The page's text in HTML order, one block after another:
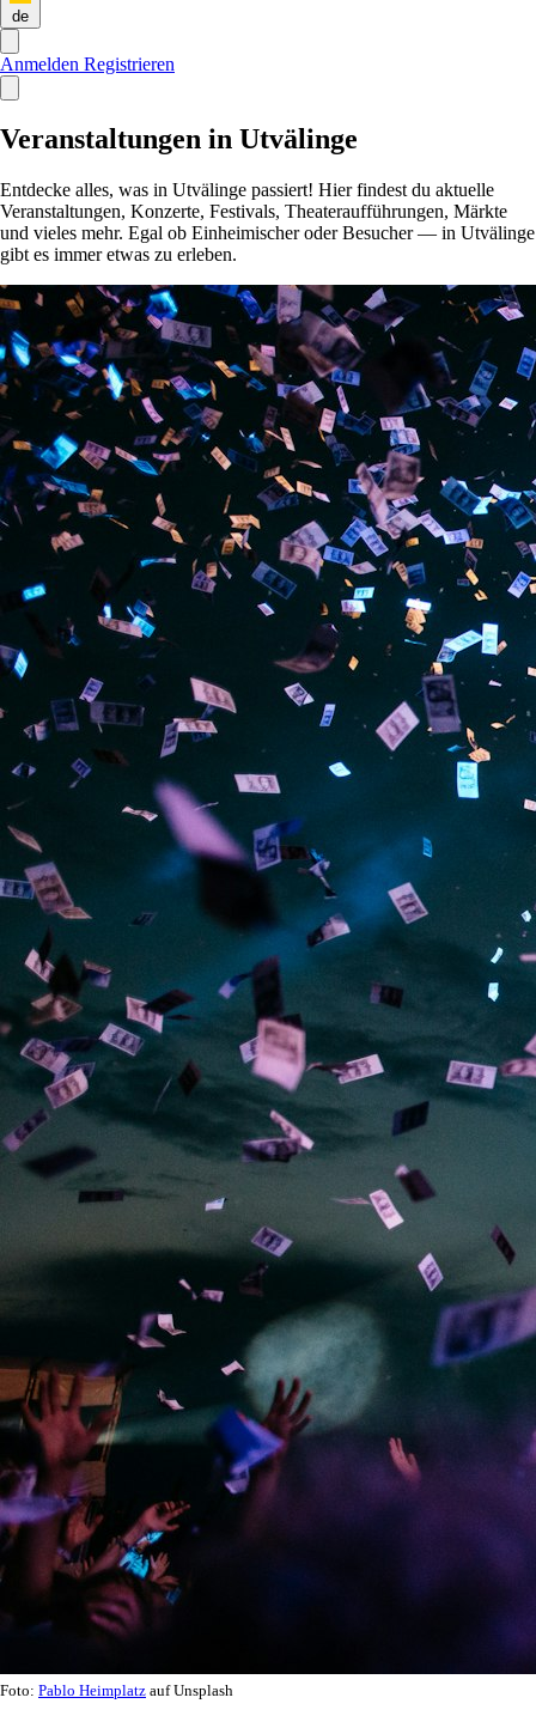
de
Anmelden Registrieren
Veranstaltungen in Utvälinge
Entdecke alles, was in Utvälinge passiert! Hier findest du aktuelle
Veranstaltungen, Konzerte, Festivals, Theateraufführungen, Märkte
und vieles mehr. Egal ob Einheimischer oder Besucher — in Utvälinge
gibt es immer etwas zu erleben.
Foto: Pablo Heimplatz auf Unsplash